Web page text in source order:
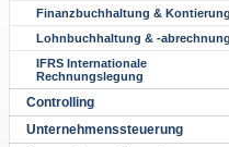
Finanzbuchhaltung & Kontierung
Lohnbuchhaltung & -abrechnung
IFRS Internationale
Rechnungslegung
Controlling
Unternehmenssteuerung